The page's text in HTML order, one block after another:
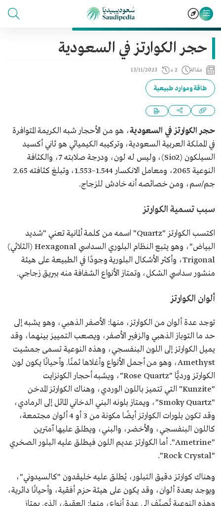
حجر الكوارتز في السعودية
مقالة 2 د 13/11/2023
طاقة وموارد طبيعية
حجر الكوارتز في السعودية، هو من الأحجار شبه الكريمة المتوافرة
في المملكة العربية السعودية، وتركيبه الكيميائي هو ثاني أكسيد
السيلكون (Sio2)، وليس له لون، ودرجة صلابته 7، والكثافة
النوعية 2065، ومعامل الانكسار 1.544–1.553، وتبلغ كثافته 2.65
جم/سم، ومن خصائصه أنه خادش للزجاج.
سبب تسمية الكوارتز
اكتسب الكوارتز "Quartz" اسمه من كلمة ألمانية تعني "شديد
البياض"، وهو يتبع النظام البلوري السداسي Hexagonal (الثلاثي)
Trigonal، وأكثر الأشكال البلورية وجودًا في الطبيعة على هيئة
منشور سداسي الشكل، وتمتاز الأنواع الشفافة منه ببريق زجاجي.
ألوان الكوارتز
توجد عدة ألوان من الكوارتز، منها: الأصفر الذهبي، وهو يشبه إلى
حد ما التوباز الذهبي والزفير الأصفر، ويصعب التمييز بينهما، وقد
يميل الكوارتز إلى اللون البنفسجي، وهذه النوعية تسمى جمشيت
Amethyst، وهو من أجمل الأنواع وأغلاها ثمنًا. وأحيانًا يكون لون
الكوارتز ورديًّا "Rose Quartz"، ويشبه أحجار الكونزايت
"Kunzite" التي تتميز باللون الوردي، وهناك الكوارتز المدخن
"Smoky Quartz"، ويمتاز بلونه البني الدخاني المائل إلى الرمادي،
وقد تكون بلورات الكوارتز أيضًا مكونة من 3 أو 4 ألوان مجتمعة،
كاللون البنفسجي، والأخضر، والبني، ويطلق عليها آمترين
"Ametrine". أما الكوارتز عديم اللون فيطلق عليه البلور الصخري
"Rock Crystal".
وهناك كوارتز دقيق التبلور، يُطلق عليه خليقدون "كالسيدوني"،
ويوجد بعدة ألوان، وقد يكون على هيئة حزم أفقية، وأحيانًا دائرية،
وهذه النوعية تُصنّف إلى عدة أنواع، منها: العقيق، الذي يمتاز